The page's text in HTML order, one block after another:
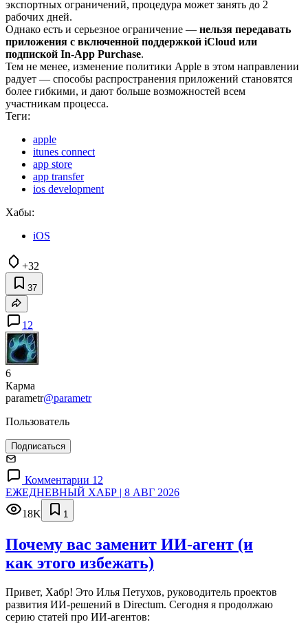
экспортных ограничений, процедура может занять до 2
рабочих дней.
Однако есть и серьезное ограничение — нельзя передавать
приложения с включенной поддержкой iCloud или
подпиской In-App Purchase.
Тем не менее, изменение политики Apple в этом направлении
радует — способы распространения приложений становятся
более гибкими, и дают больше возможностей всем
участникам процесса.
Теги:
apple
itunes connect
app store
app transfer
ios development
Хабы:
iOS
+32
37
12
6
Карма
parametr@parametr
Пользователь
Подписаться
Комментарии 12
ЕЖЕДНЕВНЫЙ ХАБР | 8 АВГ 2026
18K
1
Почему вас заменит ИИ‑агент (и
как этого избежать)
Привет, Хабр! Это Илья Петухов, руководитель проектов
развития ИИ-решений в Directum. Сегодня я продолжаю
серию статей про ИИ-агентов: